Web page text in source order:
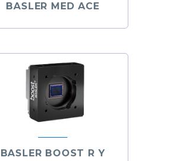
BASLER MED ACE
BASLER BOOST R Y